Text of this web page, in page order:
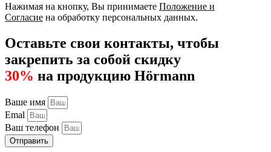
Нажимая на кнопку, Вы принимаете Положение и
Согласие на обработку персональных данных.
Оставьте свои контакты, чтобы
закрепить за собой скидку
30% на продукцию Hörmann
Ваше имя
Emal
Ваш телефон
Отправить